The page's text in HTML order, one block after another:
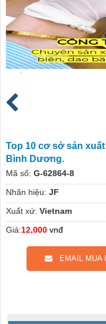
Top 10 cơ sở sản
Bình Dương.
Mã số: G-62864-8
Nhãn hiệu: JF
Xuất xứ: Vietnam
Giá:12,000 vnđ
EMAIL MUA